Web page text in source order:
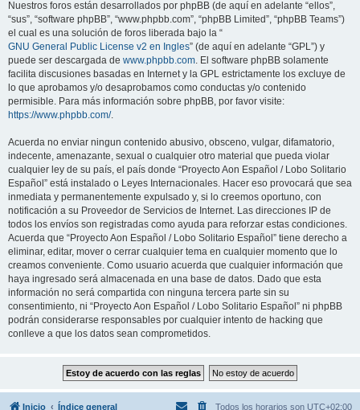
Nuestros foros están desarrollados por phpBB (de aquí en adelante “ellos”,
“sus”, “software phpBB”, “www.phpbb.com”, “phpBB Limited”, “phpBB Teams”)
el cual es una solución de foros liberada bajo la “
GNU General Public License v2 en Ingles” (de aquí en adelante “GPL”) y
puede ser descargada de www.phpbb.com. El software phpBB solamente
facilita discusiones basadas en Internet y la GPL estrictamente los excluye de
lo que aprobamos y/o desaprobamos como conductas y/o contenido
permisible. Para más información sobre phpBB, por favor visite:
https://www.phpbb.com/.
Acuerda no enviar ningun contenido abusivo, obsceno, vulgar, difamatorio,
indecente, amenazante, sexual o cualquier otro material que pueda violar
cualquier ley de su país, el país donde “Proyecto Aon Español / Lobo Solitario
Español” está instalado o Leyes Internacionales. Hacer eso provocará que sea
inmediata y permanentemente expulsado y, si lo creemos oportuno, con
notificación a su Proveedor de Servicios de Internet. Las direcciones IP de
todos los envíos son registradas como ayuda para reforzar estas condiciones.
Acuerda que “Proyecto Aon Español / Lobo Solitario Español” tiene derecho a
eliminar, editar, mover o cerrar cualquier tema en cualquier momento que lo
creamos conveniente. Como usuario acuerda que cualquier información que
haya ingresado será almacenada en una base de datos. Dado que esta
información no será compartida con ninguna tercera parte sin su
consentimiento, ni “Proyecto Aon Español / Lobo Solitario Español” ni phpBB
podrán considerarse responsables por cualquier intento de hacking que
conlleve a que los datos sean comprometidos.
Inicio Índice general Todos los horarios son UTC+02:00